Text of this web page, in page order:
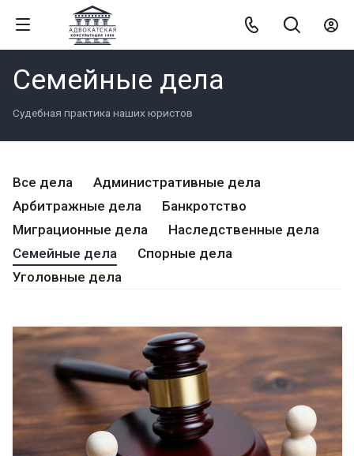
Семейные дела
Судебная практика наших юристов
Все дела
Административные дела
Арбитражные дела
Банкротство
Миграционные дела
Наследственные дела
Семейные дела
Спорные дела
Уголовные дела
Смотреть дело